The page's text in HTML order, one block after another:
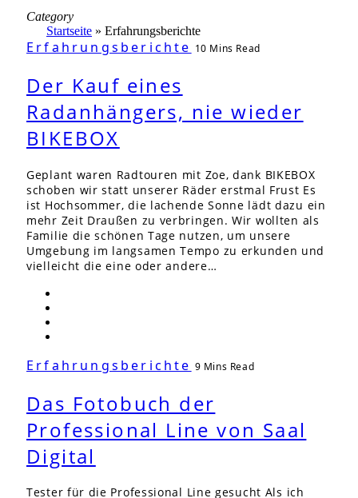
Category
Startseite » Erfahrungsberichte
Erfahrungsberichte 10 Mins Read
Der Kauf eines
Radanhängers, nie wieder
BIKEBOX
Geplant waren Radtouren mit Zoe, dank BIKEBOX
schoben wir statt unserer Räder erstmal Frust Es
ist Hochsommer, die lachende Sonne lädt dazu ein
mehr Zeit Draußen zu verbringen. Wir wollten als
Familie die schönen Tage nutzen, um unsere
Umgebung im langsamen Tempo zu erkunden und
vielleicht die eine oder andere…
Erfahrungsberichte 9 Mins Read
Das Fotobuch der
Professional Line von Saal
Digital
Tester für die Professional Line gesucht Als ich